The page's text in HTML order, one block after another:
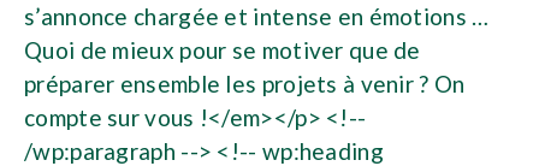
s’annonce chargée et intense en émotions …
Quoi de mieux pour se motiver que de
préparer ensemble les projets à venir ? On
compte sur vous !</em></p> <!--
/wp:paragraph --> <!-- wp:heading